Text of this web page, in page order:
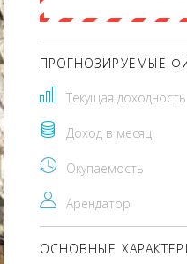
ПРЕДЛОЖИТЬ ЦЕНУ
ПРОГНОЗИРУЕМЫЕ
Текущая доходность
Доход в месяц
Окупаемость
Арендатор
ОСНОВНЫЕ